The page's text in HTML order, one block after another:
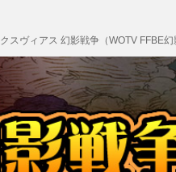
スヴィアス 幻影戦争（WOTV FFBE